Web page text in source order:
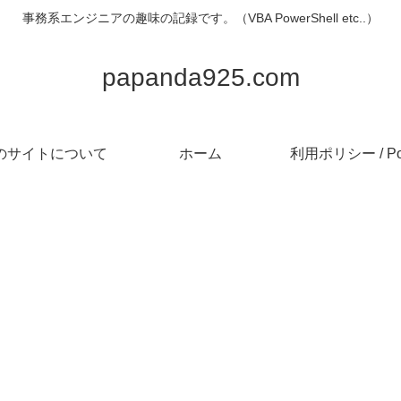
事務系エンジニアの趣味の記録です。（VBA PowerShell etc..）
papanda925.com
サイトについて ホーム 利用ポリシー /